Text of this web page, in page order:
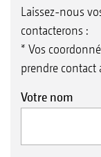
Laissez-nous
contacterons :
* Vos
prendre contact
Votre nom